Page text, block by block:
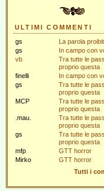
ULTIMI COMMENTI
gs
La parola
gs
In campo con
vb
Tra tutte le
proprio questa
finelli
In campo con
gs
Tra tutte le
proprio questa
MCP
Tra tutte le
proprio questa
.mau.
Tra tutte le
proprio questa
gs
Tra tutte le
proprio questa
mfp
GTT horror
Mirko
GTT horror
Tutti i